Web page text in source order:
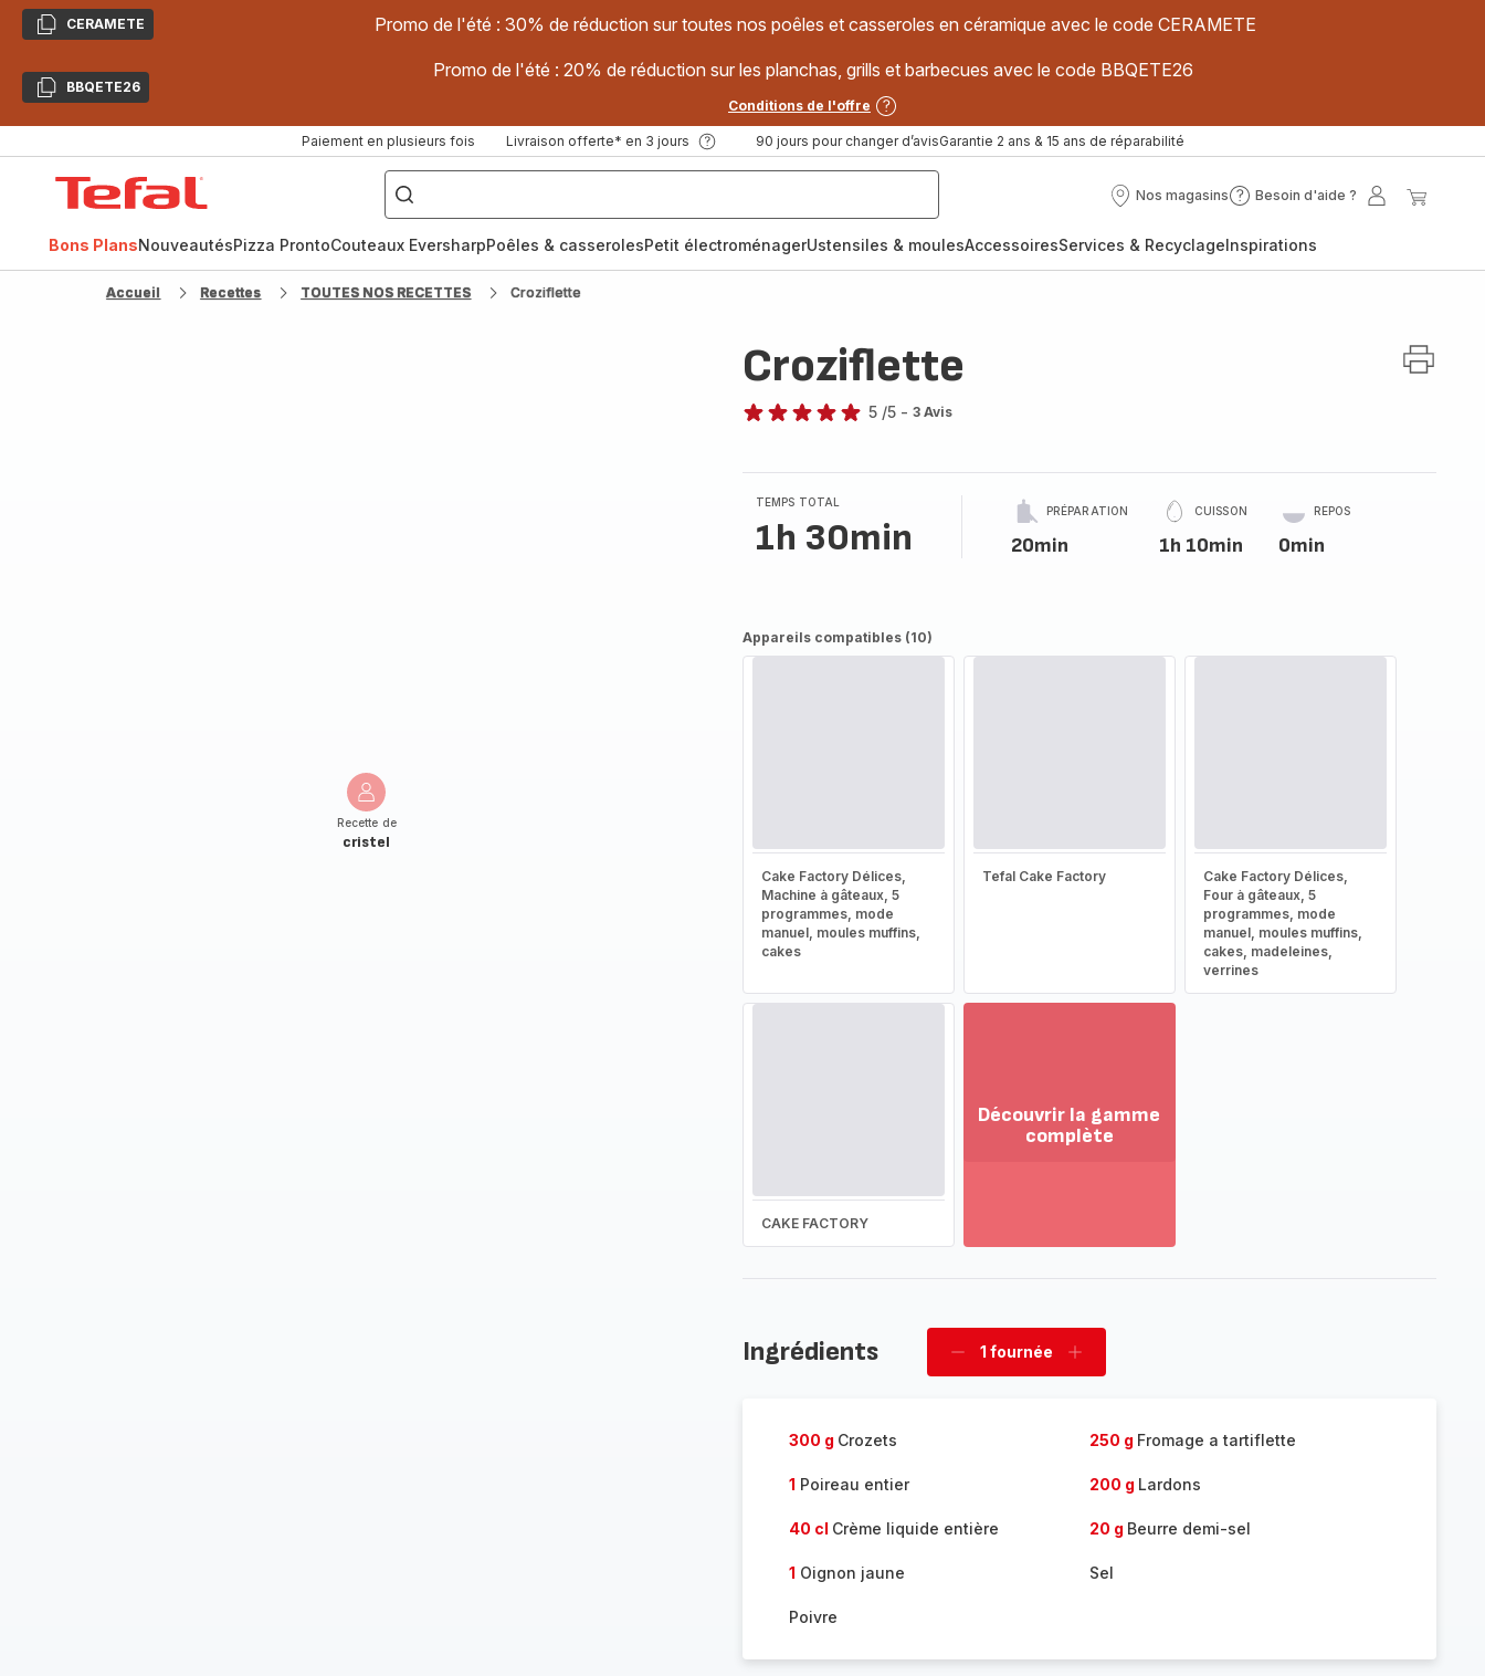
CopierCERAMETE Promo de l'été : 30% de réduction sur toutes nos poêles et casseroles en céramique avec le code CERAMETE
CopierBBQETE26
Promo de l'été : 20% de réduction sur les planchas, grills et barbecues avec le code BBQETE26
Conditions de l'offre
Paiement en plusieurs fois Livraison offerte* en 3 jours 90 jours pour changer d’avisGarantie 2 ans & 15 ans de réparabilité
["Poêles
inox,
Cake
Factory,
Nos magasins
Nos
Besoin d'aide ?
Besoin
?
Mon
Bons PlansNouveautésPizza ProntoCouteaux EversharpPoêles & casserolesPetit électroménagerUstensiles & moulesAccessoiresServices & RecyclageInspirations
Accueil Recettes TOUTES NOS RECETTES Croziflette
Recette de
cristel
Croziflette
étoiles
(moyenne)
5 /5 - 3 Avis
TEMPS TOTAL
1h 30min
PRÉPARATION
20min
CUISSON
1h 10min
REPOS
0min
Appareils compatibles (10)
Cake Factory Délices,
Machine à gâteaux, 5
programmes, mode
manuel, moules muffins,
cakes
Tefal Cake Factory
Cake Factory Délices,
Four à gâteaux, 5
programmes, mode
manuel, moules muffins,
cakes, madeleines,
verrines
CAKE FACTORY
Découvrir la gamme
complète
la
Ingrédients
Supprimer
1 fournée
Ajouter
300 g Crozets 250 g Fromage a tartiflette
1 Poireau entier 200 g Lardons
40 cl Crème liquide entière 20 g Beurre demi-sel
1 Oignon jaune Sel
Poivre